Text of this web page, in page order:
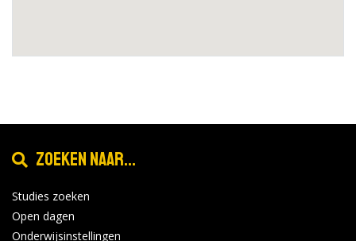
Zoeken naar...
Studies zoeken
Open dagen
Onderwijsinstellingen